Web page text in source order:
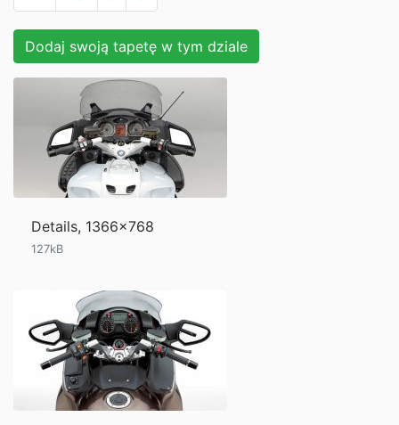
Dodaj swoją tapetę w tym dziale
Details, 1366x768
127kB